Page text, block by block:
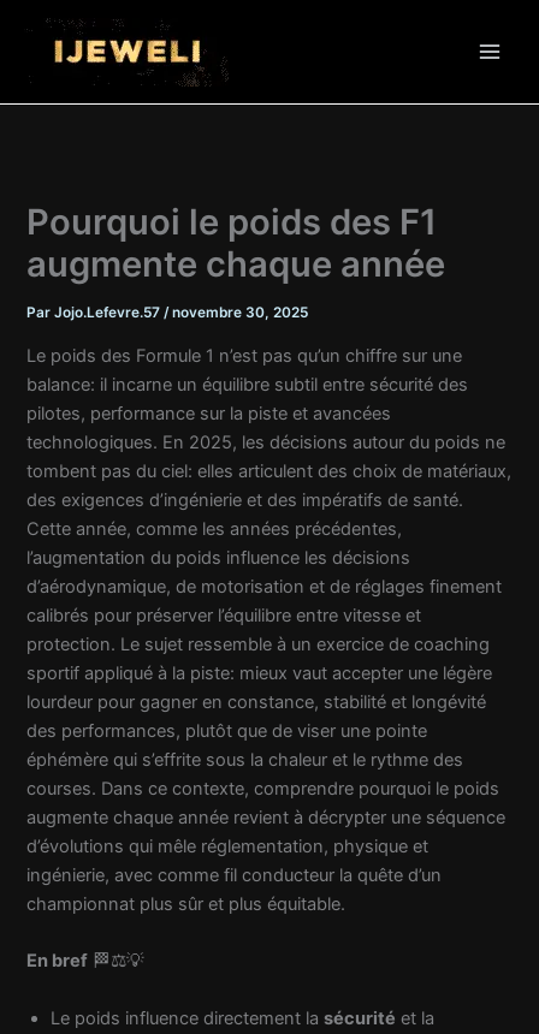
contenu
Pourquoi le poids des F1
augmente chaque année
ParJojo.Lefevre.57/novembre 30, 2025
Le poids des Formule 1 n’est pas qu’un chiffre sur une
balance: il incarne un équilibre subtil entre sécurité des
pilotes, performance sur la piste et avancées
technologiques. En 2025, les décisions autour du poids ne
tombent pas du ciel: elles articulent des choix de matériaux,
des exigences d’ingénierie et des impératifs de santé.
Cette année, comme les années précédentes,
l’augmentation du poids influence les décisions
d’aérodynamique, de motorisation et de réglages finement
calibrés pour préserver l’équilibre entre vitesse et
protection. Le sujet ressemble à un exercice de coaching
sportif appliqué à la piste: mieux vaut accepter une légère
lourdeur pour gagner en constance, stabilité et longévité
des performances, plutôt que de viser une pointe
éphémère qui s’effrite sous la chaleur et le rythme des
courses. Dans ce contexte, comprendre pourquoi le poids
augmente chaque année revient à décrypter une séquence
d’évolutions qui mêle réglementation, physique et
ingénierie, avec comme fil conducteur la quête d’un
championnat plus sûr et plus équitable.
En bref 🏁⚖️💡
Le poids influence directement lasécurité et la